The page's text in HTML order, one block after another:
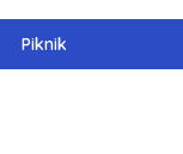
Piknik